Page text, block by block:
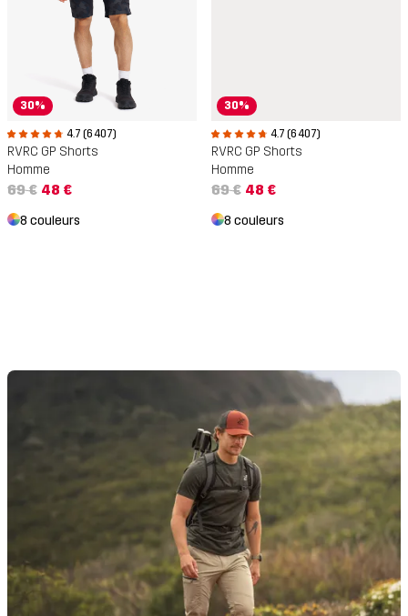
30%
4.7 (6 407)
RVRC GP Shorts
Homme
69 € 48 €
8 couleurs
30%
4.7 (6 407)
RVRC GP Shorts
Homme
69 € 48 €
8 couleurs